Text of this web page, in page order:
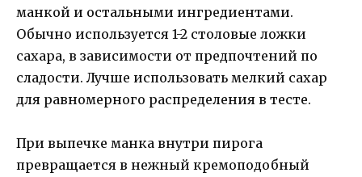
манкой и остальными ингредиентами.
Обычно используется 1-2 столовые ложки
сахара, в зависимости от предпочтений по
сладости. Лучше использовать мелкий сахар
для равномерного распределения в тесте.
При выпечке манка внутри пирога
превращается в нежный кремоподобный